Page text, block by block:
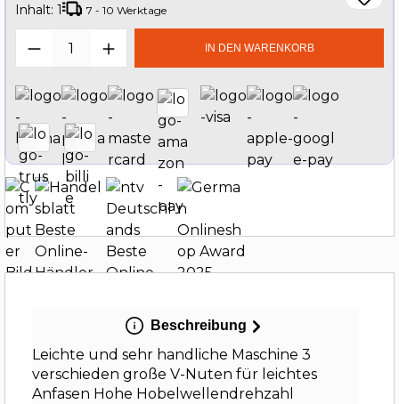
Inhalt: 1 7 - 10 Werktage
Produkt Anzahl: Gib denIN DEN WARENKORB
Beschreibung
Leichte und sehr handliche Maschine 3
verschieden große V-Nuten für leichtes
Anfasen Hohe Hobelwellendrehzahl